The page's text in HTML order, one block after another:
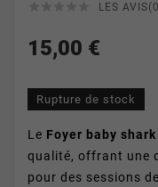
LES
15,00 €
Rupture de stock
Le Foyer baby shark
qualité, offrant une
pour des sessions